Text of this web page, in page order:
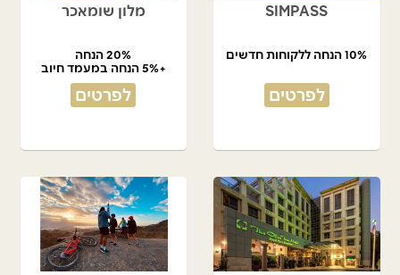
SIMPASS
10% הנחה ללקוחות חדשים
לפרטים
מלון שומאכר
20% הנחה
+5% הנחה במעמד חיוב
לפרטים